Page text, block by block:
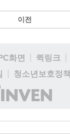
이전
화면 퀵링크
청소년보호정책
(주)
인